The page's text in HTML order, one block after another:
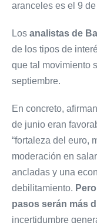
aranceles es el 9
Los analistas de
de los tipos de
que tal movimiento
septiembre.
En concreto,
de junio eran
“fortaleza del euro,
moderación en
ancladas y una
debilitamiento.
pasos serán más
incertidumbre